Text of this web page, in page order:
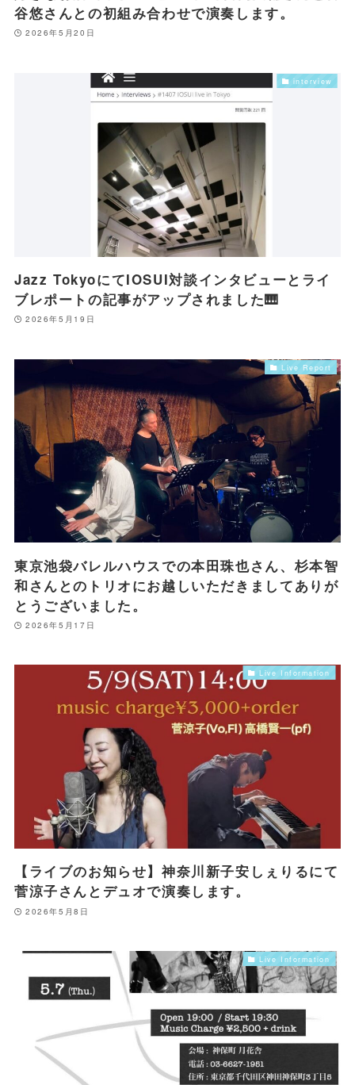
谷悠さんとの初組み合わせで演奏します。
2026年5月20日
interview
Jazz TokyoにてIOSUI対談インタビューとライ
ブレポートの記事がアップされました🎹
2026年5月19日
Live Report
東京池袋バレルハウスでの本田珠也さん、杉本智
和さんとのトリオにお越しいただきましてありが
とうございました。
2026年5月17日
Live Information
【ライブのお知らせ】神奈川新子安しぇりるにて
菅涼子さんとデュオで演奏します。
2026年5月8日
Live Information